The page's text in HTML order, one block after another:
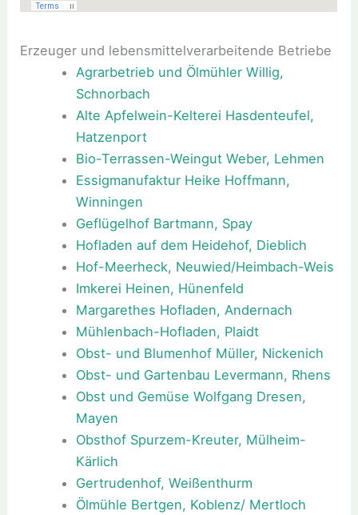
Erzeuger und lebensmittelverarbeitende Betriebe
Agrarbetrieb und Ölmühler Willig,
Schnorbach
Alte Apfelwein-Kelterei Hasdenteufel,
Hatzenport
Bio-Terrassen-Weingut Weber, Lehmen
Essigmanufaktur Heike Hoffmann,
Winningen
Geflügelhof Bartmann, Spay
Hofladen auf dem Heidehof, Dieblich
Hof-Meerheck, Neuwied/Heimbach-Weis
Imkerei Heinen, Hünenfeld
Margarethes Hofladen, Andernach
Mühlenbach-Hofladen, Plaidt
Obst- und Blumenhof Müller, Nickenich
Obst- und Gartenbau Levermann, Rhens
Obst und Gemüse Wolfgang Dresen,
Mayen
Obsthof Spurzem-Kreuter, Mülheim-
Kärlich
Gertrudenhof, Weißenthurm
Ölmühle Bertgen, Koblenz/ Mertloch